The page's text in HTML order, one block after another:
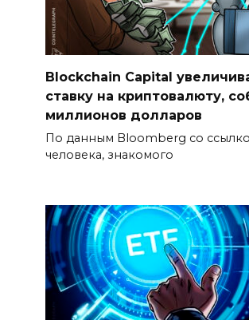
Blockchain Capital
ставку на криптовалюту,
миллионов долларов
По данным Bloomberg со
человека, знакомого